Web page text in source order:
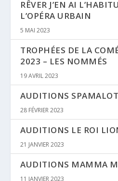
RÊVER J’EN AI
L’OPÉRA URBAIN
5 MAI 2023
TROPHÉES DE LA
2023 – LES NOMMÉS
19 AVRIL 2023
AUDITIONS SPAMALOT
28 FÉVRIER 2023
AUDITIONS LE ROI
21 JANVIER 2023
AUDITIONS MAMMA
11 JANVIER 2023